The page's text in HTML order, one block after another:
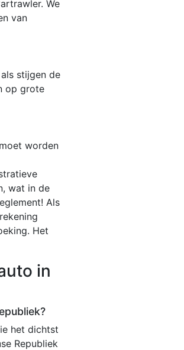
We
van
stijgen de
op grote
worden
wat in de
Als
Het
in
het dichtst
Republiek